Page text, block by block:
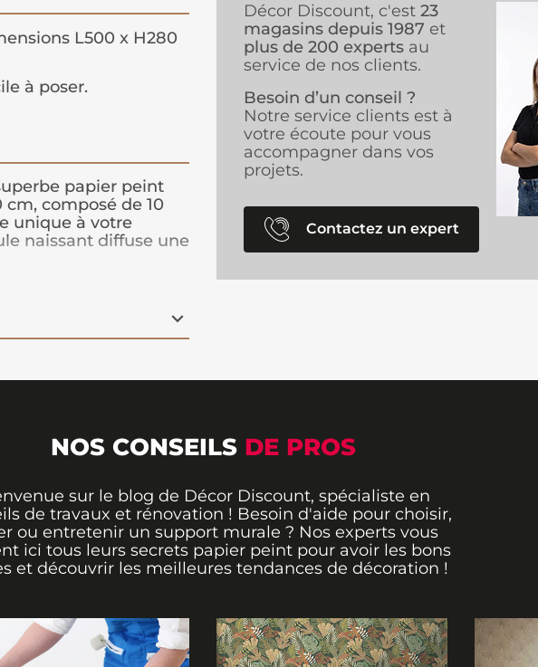
L500 x H280
à poser.
papier peint
composé de 10
unique à votre
naissant diffuse une
votre
facile : il vous
ce papier peint
Décor Discount, c'est 23
magasins depuis 1987 et
plus de 200 experts au
service de nos clients.
Besoin d’un conseil ?
Notre service clients est à
votre écoute pour vous
accompagner dans vos
projets.
Contactez un expert
NOS CONSEILS DE PROS
sur le blog de Décor Discount, spécialiste en
de travaux et rénovation ! Besoin d'aide pour choisir,
ou entretenir un support murale ? Nos experts vous
ici tous leurs secrets papier peint pour avoir les bons
et découvrir les meilleures tendances de décoration !